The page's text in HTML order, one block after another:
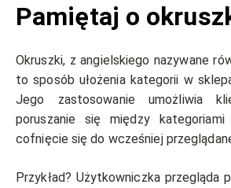
Pamiętaj o
Okruszki, z angielskiego nazywane
to sposób ułożenia kategorii w
Jego zastosowanie umożliwia
poruszanie się między
cofnięcie się do wcześniej
Przykład? Użytkowniczka przegląda